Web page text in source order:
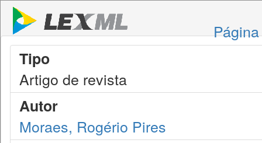
Tipo
Artigo de revista
Autor
Moraes, Rogério Pires